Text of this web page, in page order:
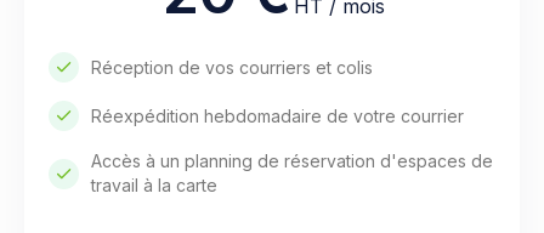
HT / mois
Réception de vos courriers et colis
Réexpédition hebdomadaire de votre courrier
Accès à un planning de réservation d'espaces de
travail à la carte